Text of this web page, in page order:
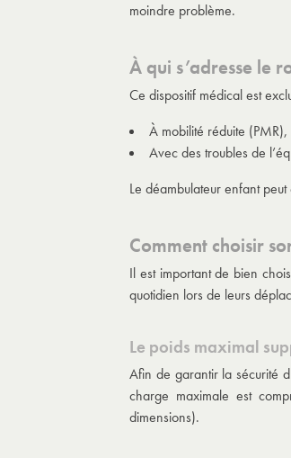
moindre problème.
À qui s’adresse le
Ce dispositif médical est
À mobilité réduite (PMR),
Avec des troubles de
Le déambulateur enfant
Comment choisir
Il est important de bien
quotidien lors de leurs
Le poids maximal
Afin de garantir la sécurité
charge maximale est
dimensions).